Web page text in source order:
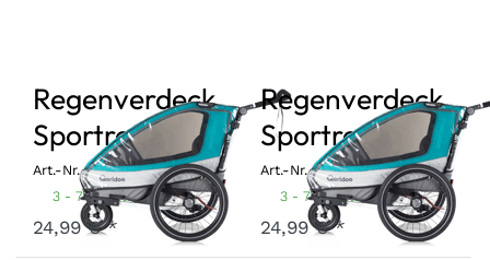
Regenverdeck
Sportrex1 2019
Art.-Nr.
RSSR1-19
3 - 7 Werktage
24,99 € *
Regenverdeck
Sportrex2 2019
Art.-Nr.
RSSR2-19
3 - 7 Werktage
24,99 € *